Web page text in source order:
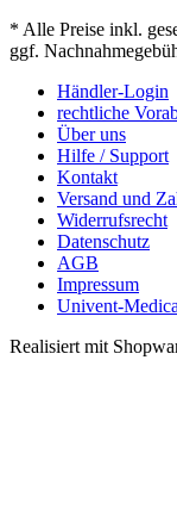
* Alle Preise inkl.
ggf.
Händler-Login
rechtliche
Über uns
Hilfe / Support
Kontakt
Versand und
Widerrufsrecht
Datenschutz
AGB
Impressum
Univent-
Realisiert mit